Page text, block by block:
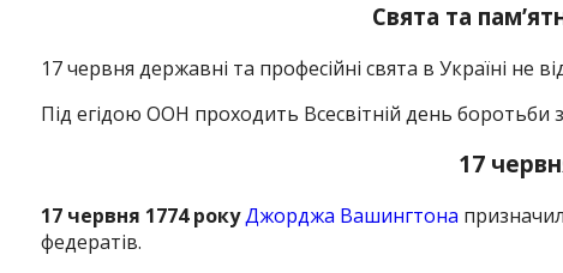
Свята та
17 червня державні та професійні свята в Україні не
Під егідою ООН проходить Всесвітній день боротьби
17
17 червня 1774 року Джорджа Вашингтона
федератів.